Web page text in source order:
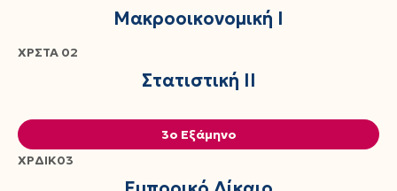
Μακροοικονομική Ι
ΧΡΣΤΑ 02
Στατιστική ΙΙ
3ο Εξάμηνο
ΧΡΔΙΚ03